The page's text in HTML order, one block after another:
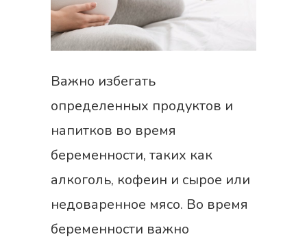
Важно избегать
определенных продуктов и
напитков во время
беременности, таких как
алкоголь, кофеин и сырое или
недоваренное мясо. Во время
беременности важно